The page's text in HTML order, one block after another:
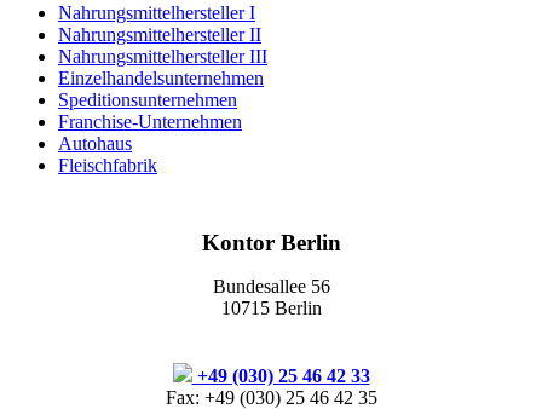
Nahrungsmittelhersteller I
Nahrungsmittelhersteller II
Nahrungsmittelhersteller III
Einzelhandelsunternehmen
Speditionsunternehmen
Franchise-Unternehmen
Autohaus
Fleischfabrik
Kontor Berlin
Bundesallee 56
10715 Berlin
+49 (030) 25 46 42 33
Fax: +49 (030) 25 46 42 35